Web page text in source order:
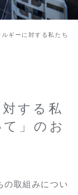
ルギーに対する私たち
する私
」のお
の取組みについ